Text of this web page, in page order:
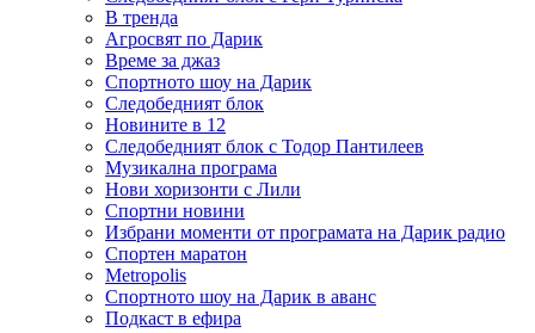
В тренда
Агросвят по Дарик
Време за джаз
Спортното шоу на Дарик
Следобедният блок
Новините в 12
Следобедният блок с Тодор Пантилеев
Музикална програма
Нови хоризонти с Лили
Спортни новини
Избрани моменти от програмата на Дарик радио
Спортен маратон
Metropolis
Спортното шоу на Дарик в аванс
Подкаст в ефира